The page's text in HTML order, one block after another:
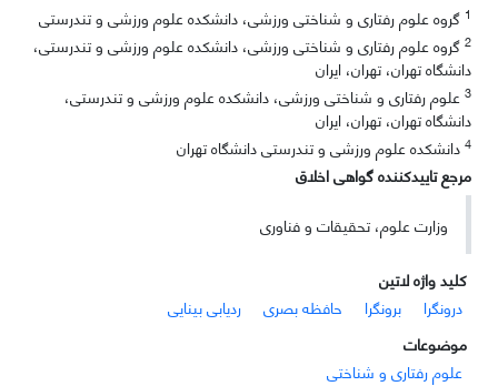
1 گروه علوم رفتاری و شناختی ورزشی، دانشکده علوم ورزشی و تندرستی
2 گروه علوم رفتاری و شناختی ورزشی، دانشکده علوم ورزشی و تندرستی،
دانشگاه تهران، تهران، ایران
3 علوم رفتاری و شناختی ورزشی، دانشکده علوم ورزشی و تندرستی،
دانشگاه تهران، تهران، ایران
4 دانشکده علوم ورزشی و تندرستی دانشگاه تهران
مرجع تاییدکننده گواهی اخلاق
وزارت علوم، تحقیقات و فناوری
کلید واژه لاتین
درونگرا
برونگرا حافظه بصری
ردیابی بینایی
موضوعات
علوم رفتاری و شناختی